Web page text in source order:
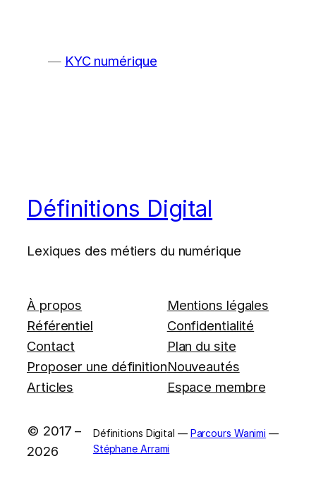
KYC numérique
Définitions Digital
Lexiques des métiers du numérique
À propos
Référentiel
Contact
Proposer une définition
Articles
Mentions légales
Confidentialité
Plan du site
Nouveautés
Espace membre
© 2017 –
2026
Définitions Digital — Parcours Wanimi —
Stéphane Arrami